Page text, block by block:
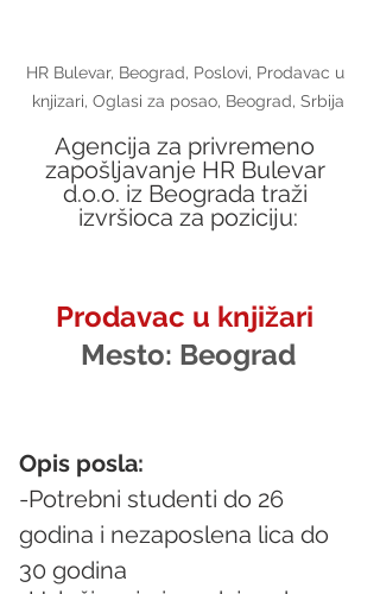
HR Bulevar, Beograd, Poslovi, Prodavac u
knjizari, Oglasi za posao, Beograd, Srbija
Agencija za privremeno
zapošljavanje HR Bulevar
d.o.o. iz Beograda traži
izvršioca za poziciju:
Prodavac u knjižari
Mesto: Beograd
Opis posla:
-Potrebni studenti do 26
godina i nezaposlena lica do
30 godina